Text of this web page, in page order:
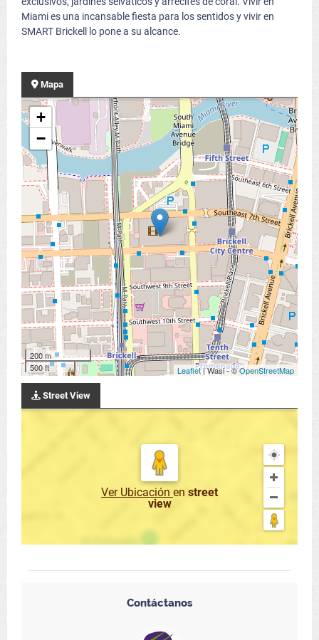
Miami es una incansable fiesta para los sentidos y vivir en
SMART Brickell lo pone a su alcance.
Mapa
+
−
200 m
500 ft
Leaflet| Wasi - ©OpenStreetMap
Street View
Ver Ubicación en street
view
Contáctanos